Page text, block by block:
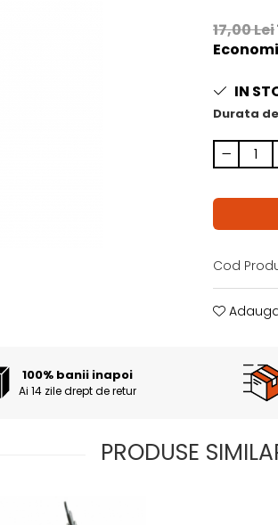
17,00 Lei
IN
Durata
Cod
100% banii inapoi
Ai 14 zile drept de retur
PRODUSE